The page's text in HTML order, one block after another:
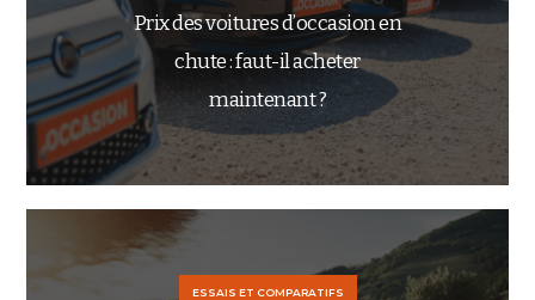
Prix des voitures d’occasion en
chute : faut-il acheter
maintenant ?
ESSAIS ET COMPARATIFS